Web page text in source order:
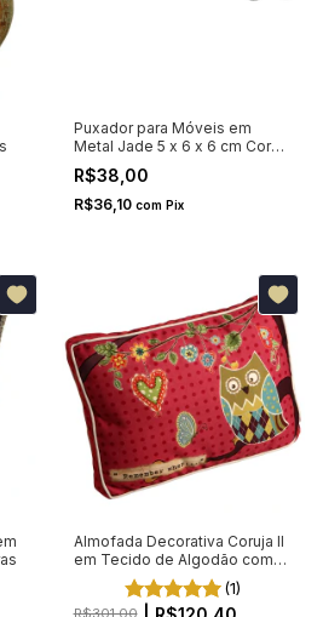
Puxador para Móveis em
Metal Jade 5 x 6 x 6 cm Cores
Sortidas
R$38,00
R$36,10 com Pix
Almofada Decorativa Coruja II
em Tecido de Algodão com
Enchimento
(1)